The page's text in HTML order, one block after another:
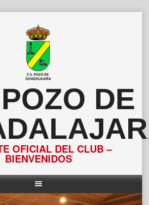
DE
OFICIAL DEL CLUB –
BIENVENIDOS